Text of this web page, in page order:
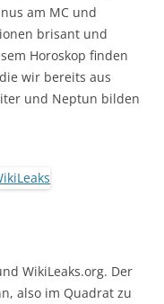
am MC und
brisant und
Horoskop finden
wir bereits aus
und Neptun bilden
WikiLeaks.org. Der
also im Quadrat zu